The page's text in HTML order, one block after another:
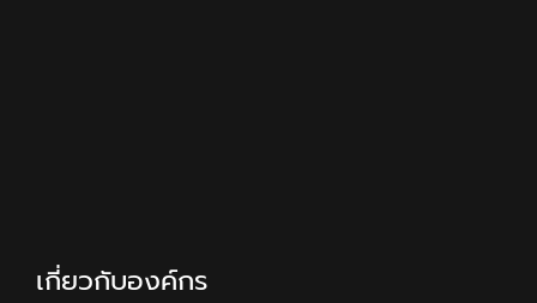
เกี่ยวกับองค์กร